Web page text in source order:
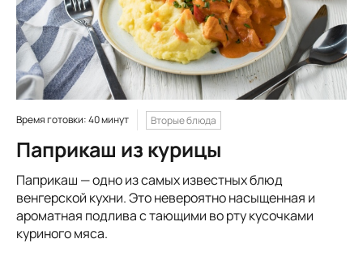
Время готовки: 40 минут Вторые блюда
Паприкаш из курицы
Паприкаш — одно из самых известных блюд
венгерской кухни. Это невероятно насыщенная и
ароматная подлива с тающими во рту кусочками
куриного мяса.